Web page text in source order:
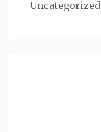
Uncategorized